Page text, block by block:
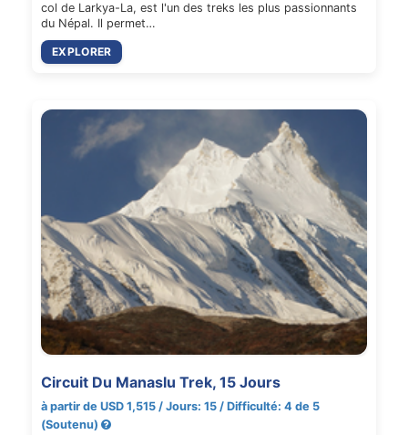
col de Larkya-La, est l'un des treks les plus passionnants
du Népal. Il permet…
EXPLORER
Circuit Du Manaslu Trek, 15 Jours
à partir de USD 1,515 / Jours: 15 / Difficulté: 4 de 5
(Soutenu)